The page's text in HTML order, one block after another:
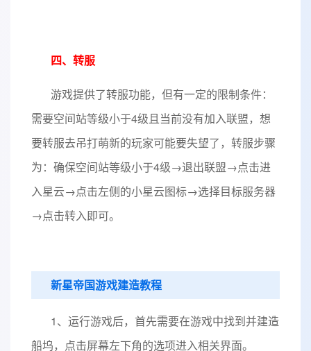
四、转服
游戏提供了转服功能，但有一定的限制条件：
需要空间站等级小于4级且当前没有加入联盟，想
要转服去吊打萌新的玩家可能要失望了，转服步骤
为：确保空间站等级小于4级→退出联盟→点击进
入星云→点击左侧的小星云图标→选择目标服务器
→点击转入即可。
新星帝国游戏建造教程
1、运行游戏后，首先需要在游戏中找到并建造
船坞，点击屏幕左下角的选项进入相关界面。